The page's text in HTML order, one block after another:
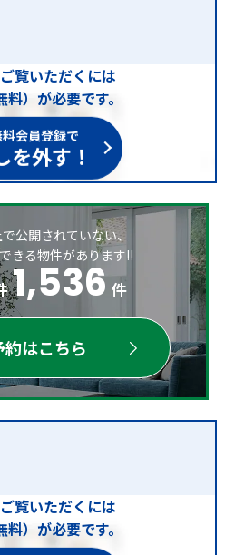
覧いただくには
）が必要です。
会員登録で
を外す！
公開されていない、
きる物件があります!!
1,536 件
はこちら
覧いただくには
）が必要です。